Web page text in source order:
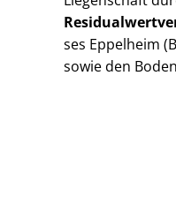
ses Eppelheim
sowie den